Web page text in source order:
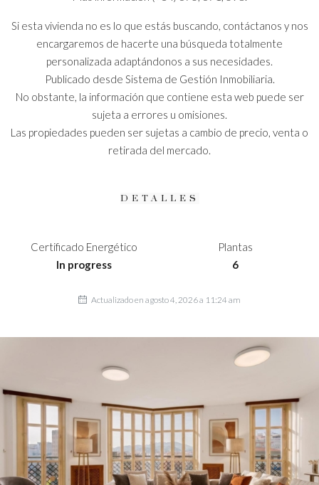
Si esta vivienda no es lo que estás buscando, contáctanos y nos
encargaremos de hacerte una búsqueda totalmente
personalizada adaptándonos a sus necesidades.
Publicado desde Sistema de Gestión Inmobiliaria.
No obstante, la información que contiene esta web puede ser
sujeta a errores u omisiones.
Las propiedades pueden ser sujetas a cambio de precio, venta o
retirada del mercado.
DETALLES
Certificado Energético
In progress
Plantas
6
Actualizado en agosto 4, 2026 a 11:24 am